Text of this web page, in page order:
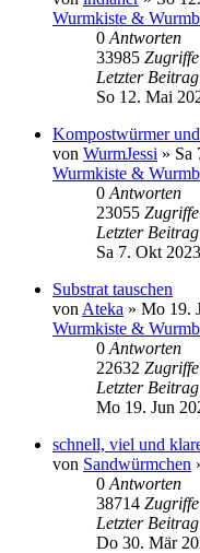
Wurmkiste &
0 Antworten
33985 Zugriffe
Letzter Beitrag
So 12. Mai
Kompostwürmer
von WurmJessi » Sa
Wurmkiste &
0 Antworten
23055 Zugriffe
Letzter Beitrag
Sa 7. Okt
Substrat tauschen
von Ateka » Mo 19.
Wurmkiste &
0 Antworten
22632 Zugriffe
Letzter Beitrag
Mo 19. Jun
schnell, viel und
von Sandwürmchen
0 Antworten
38714 Zugriffe
Letzter Beitrag
Do 30. Mär